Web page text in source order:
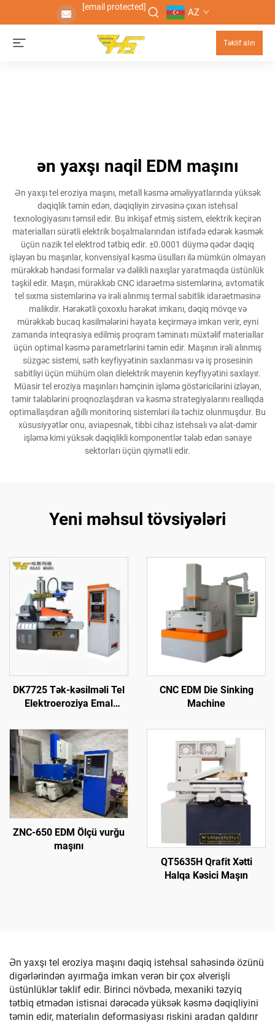
[email protected] AZ
Təklif alın
ən yaxşı naqil EDM maşını
Ən yaxşı tel eroziya maşını, metall kəsmə əməliyyatlarında yüksək
dəqiqlik təmin edən, dəqiqliyin zirvəsinə çıxan istehsal
texnologiyasını təmsil edir. Bu inkişaf etmiş sistem, elektrik keçirən
materialları sürətli elektrik boşalmalarından istifadə edərək kəsmək
üçün nazik tel elektrod tətbiq edir. ±0.0001 düymə qədər dəqiq
işləyən bu maşınlar, konvensiyal kəsmə üsulları ilə mümkün olmayan
mürəkkəb həndəsi formalar və dəlikli naxışlar yaratmaqda üstünlük
təşkil edir. Maşın, mürəkkəb CNC idarəetmə sistemlərinə, avtomatik
tel sıxma sistemlərinə və irəli alınmış termal sabitlik idarəetməsinə
malikdir. Hərəkətli çoxoxlu hərəkət imkanı, dəqiq mövqe və
mürəkkəb bucaq kəsilmələrini həyata keçirməyə imkan verir, eyni
zamanda inteqrasiya edilmiş proqram təminatı müxtəlif materiallar
üçün optimal kəsmə parametrlərini təmin edir. Maşının irəli alınmış
süzgəc sistemi, səth keyfiyyətinin saxlanması və iş prosesinin
sabitliyi üçün mühüm olan dielektrik mayenin keyfiyyətini saxlayır.
Müasir tel eroziya maşınları həmçinin işləmə göstəricilərini izləyən,
təmir tələblərini proqnozlaşdıran və kəsmə strategiyalarını reallıqda
optimallaşdıran ağıllı monitorinq sistemləri ilə təchiz olunmuşdur. Bu
xüsusiyyətlər onu, aviapesnək, tibbi cihaz istehsalı və alət-dəmir
işləmə kimi yüksək dəqiqlikli komponentlər tələb edən sənaye
sektorları üçün qiymətli edir.
Yeni məhsul tövsiyələri
DK7725 Tək-kəsilməli Tel
Elektroeroziya Emal
CNC EDM Die Sinking
Machine
ZNC-650 EDM Ölçü vurğu
maşını
QT5635H Qrafit Xətti
Halqa Kəsici Maşın
Ən yaxşı tel eroziya maşını dəqiq istehsal sahəsində özünü
digərlərindən ayırmağa imkan verən bir çox əlverişli
üstünlüklər təklif edir. Birinci növbədə, mexaniki təzyiq
tətbiq etmədən istisnai dərəcədə yüksək kəsmə dəqiqliyini
təmin edir, materialın deformasiyası riskini aradan qaldırır